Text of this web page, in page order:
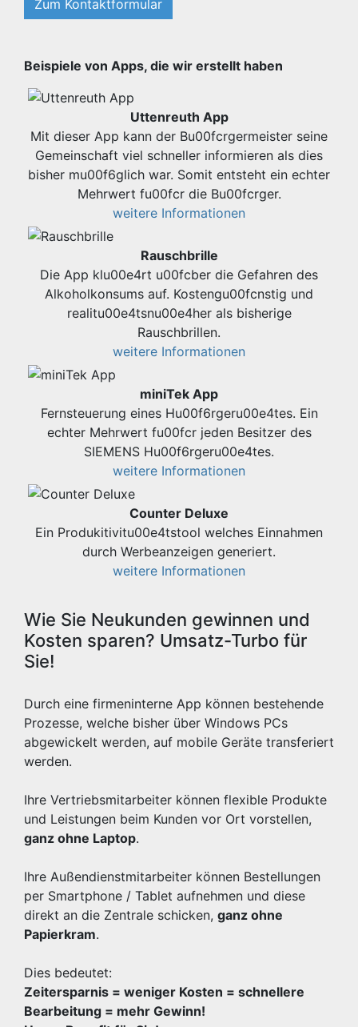
Zum Kontaktformular
Beispiele von Apps, die wir erstellt haben
Uttenreuth App
Mit dieser App kann der Bu00fcrgermeister seine
Gemeinschaft viel schneller informieren als dies
bisher mu00f6glich war. Somit entsteht ein echter
Mehrwert fu00fcr die Bu00fcrger.
weitere Informationen
Rauschbrille
Die App klu00e4rt u00fcber die Gefahren des
Alkoholkonsums auf. Kostengu00fcnstig und
realitu00e4tsnu00e4her als bisherige
Rauschbrillen.
weitere Informationen
miniTek App
Fernsteuerung eines Hu00f6rgeru00e4tes. Ein
echter Mehrwert fu00fcr jeden Besitzer des
SIEMENS Hu00f6rgeru00e4tes.
weitere Informationen
Counter Deluxe
Ein Produkitivitu00e4tstool welches Einnahmen
durch Werbeanzeigen generiert.
weitere Informationen
Wie Sie Neukunden gewinnen und
Kosten sparen? Umsatz-Turbo für
Sie!
Durch eine firmeninterne App können bestehende
Prozesse, welche bisher über Windows PCs
abgewickelt werden, auf mobile Geräte transferiert
werden.
Ihre Vertriebsmitarbeiter können flexible Produkte
und Leistungen beim Kunden vor Ort vorstellen,
ganz ohne Laptop.
Ihre Außendienstmitarbeiter können Bestellungen
per Smartphone / Tablet aufnehmen und diese
direkt an die Zentrale schicken, ganz ohne
Papierkram.
Dies bedeutet:
Zeitersparnis = weniger Kosten = schnellere
Bearbeitung = mehr Gewinn!